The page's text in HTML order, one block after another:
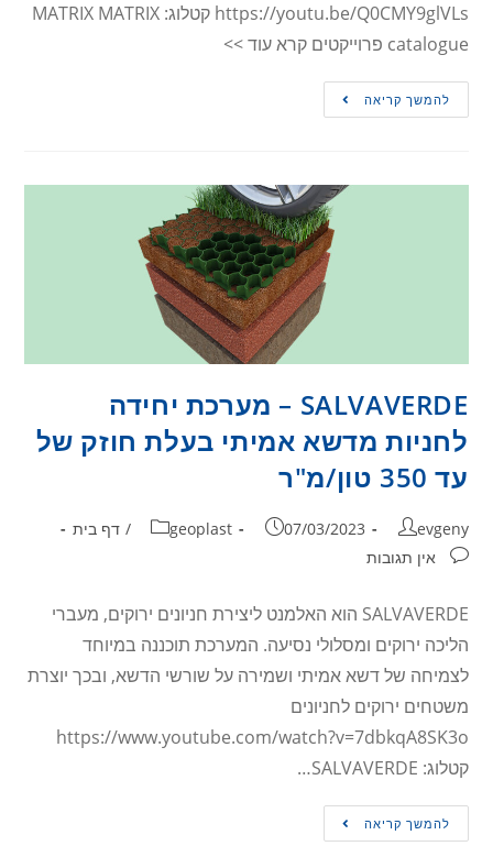
https://youtu.be/Q0CMY9glVLs קטלוג: MATRIX MATRIX
catalogue פרוייקטים קרא עוד >>
להמשך קריאה
SALVAVERDE – מערכת יחידה
לחניות מדשא אמיתי בעלת חוזק של
עד 350 טון/מ"ר
evgeny
07/03/2023
geoplast
/ דף בית
אין תגובות
SALVAVERDE הוא האלמנט ליצירת חניונים ירוקים, מעברי
הליכה ירוקים ומסלולי נסיעה. המערכת תוכננה במיוחד
לצמיחה של דשא אמיתי ושמירה על שורשי הדשא, ובכך יוצרת
משטחים ירוקים לחניונים
https://www.youtube.com/watch?v=7dbkqA8SK3o
קטלוג: SALVAVERDE…
להמשך קריאה